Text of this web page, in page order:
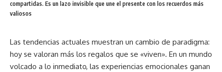
compartidas. Es un lazo invisible que une el presente con los recuerdos más
valiosos
Las tendencias actuales muestran un cambio de paradigma:
hoy se valoran más los regalos que se «viven». En un mundo
volcado a lo inmediato, las experiencias emocionales ganan